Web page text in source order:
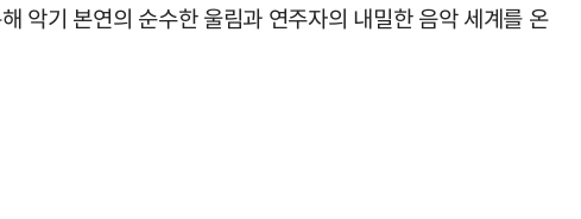
악기 본연의 순수한 울림과 연주자의 내밀한 음악 세계를 온